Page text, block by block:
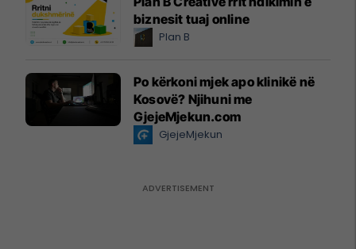
biznesit tuaj online
Plan B
Po kërkoni mjek apo klinikë në
Kosovë? Njihuni me
GjejeMjekun.com
GjejeMjekun